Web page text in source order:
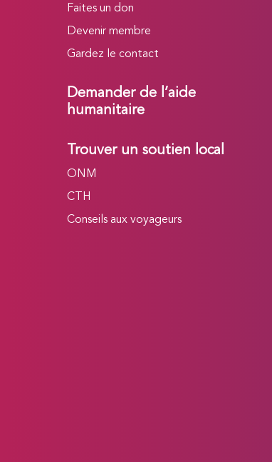
Faites un don
Devenir membre
Gardez le contact
Demander de l’aide
humanitaire
Trouver un soutien local
ONM
CTH
Conseils aux voyageurs